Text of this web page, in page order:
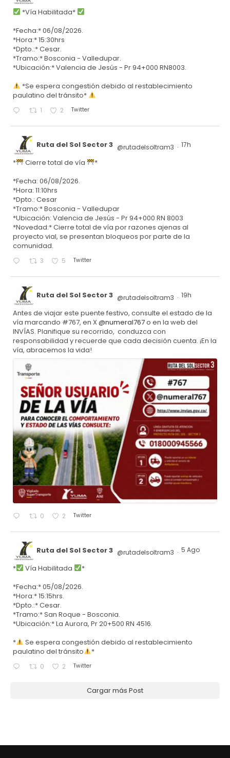
*Vía Habilitada*
*Fecha:* 06/08/2026.
*Hora:* 15:30hrs
*Dpto.:* Cesar.
*Tramo:* Bosconia - Valledupar.
*Ubicación:* Valencia de Jesús - Pr 94+000 RN8003.
*Se espera congestión debido al restablecimiento
paulatino del tránsito*
1 2 Twitter
Ruta del Sol Sector 3 @rutadelsoltram3 · 17h
* Cierre total de vía
*
*Fecha: 06/08/2026.
*Hora: 11:10hrs
*Dpto.: Cesar
*Tramo:* Bosconia - Valledupar
*Ubicación: Valencia de Jesús - Pr 94+000 RN 8003
*Novedad:* Cierre total de vía por razones ajenas al
proyecto vial, se presentan bloqueos por parte de la
comunidad.
3 5 Twitter
Ruta del Sol Sector 3 @rutadelsoltram3 · 19h
Antes de viajar este puente festivo, consulte el estado de la
vía marcando #767, en X@numeral767o en la web del
INVÍAS. Planifique su recorrido, conduzca con
responsabilidad y recuerde que cada decisión cuenta. ¡En la
vía, abracemos la vida!
0 2 Twitter
Ruta del Sol Sector 3 @rutadelsoltram3 · 5 Ago
* Vía Habilitada
*
*Fecha:* 05/08/2026.
*Hora:* 15:15hrs.
*Dpto.:* Cesar.
*Tramo:* San Roque - Bosconia.
*Ubicación:* La Aurora, Pr 20+500 RN 4516.
*
Se espera congestión debido al restablecimiento
paulatino del tránsito
*
0 2 Twitter
Cargar más Post